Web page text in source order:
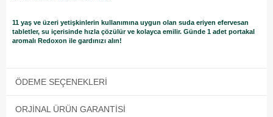
11 yaş ve üzeri yetişkinlerin kullanımına uygun olan suda eriyen efervesan
tabletler, su içerisinde hızla çözülür ve kolayca emilir. Günde 1 adet portakal
aromalı Redoxon ile gardınızı alın!
ÖDEME SEÇENEKLERI
ORJINAL ÜRÜN GARANTISI